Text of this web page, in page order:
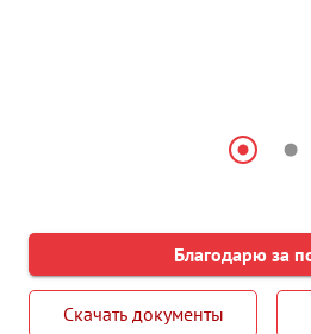
Благодарю за
Скачать документы